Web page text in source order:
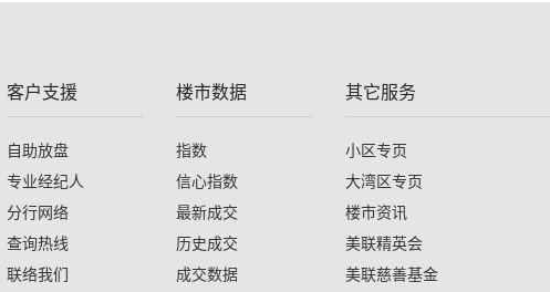
客户支援
自助放盘
专业经纪人
分行网络
查询热线
联络我们
楼市数据
指数
信心指数
最新成交
历史成交
成交数据
其它服务
小区专页
大湾区专页
楼市资讯
美联精英会
美联慈善基金